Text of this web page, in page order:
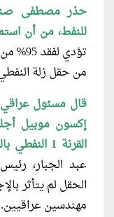
حذر مصطفى
للنفط، من أن
تؤدي
من حقل زلة
قال مسئول عراقي
إكسون موبيل
القرنة 1 النفطي بالعراق وتنقلهم لدبي
عبد الجبار،
الحقل لم يتأثر
مهندسين عراقيين.